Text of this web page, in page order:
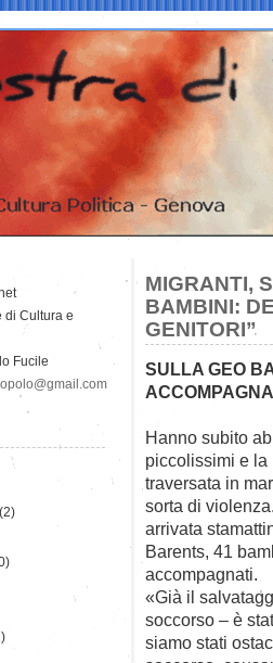
MIGRANTI,
BAMBINI:
GENITORI”
SULLA GEO
Hanno subito
piccolissimi e la
traversata in
sorta di
arrivata
Barents, 41
accompagnati.
«Già il
soccorso – è
siamo stati
di Cultura e
Fucile
(2)